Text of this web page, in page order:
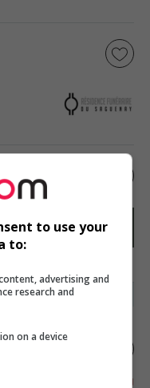
to use your
to:
advertising and
research and
on a device